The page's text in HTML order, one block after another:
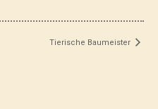
Tierische Baumeister